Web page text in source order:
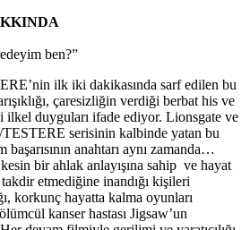
ben?”
ilk iki dakikasında sarf edilen bu
çaresizliğin verdiği berbat his ve
ilkel duyguları ifade ediyor. Lionsgate ve
TESTERE serisinin kalbinde yatan bu
anahtarı aynı zamanda…
bir ahlak anlayışına sahip ve hayat
etmediğine inandığı kişileri
korkunç hayatta kalma oyunları
kanser hastası Jigsaw’un